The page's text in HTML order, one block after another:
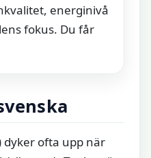
energinivå
fokus. Du får
dyker ofta upp när